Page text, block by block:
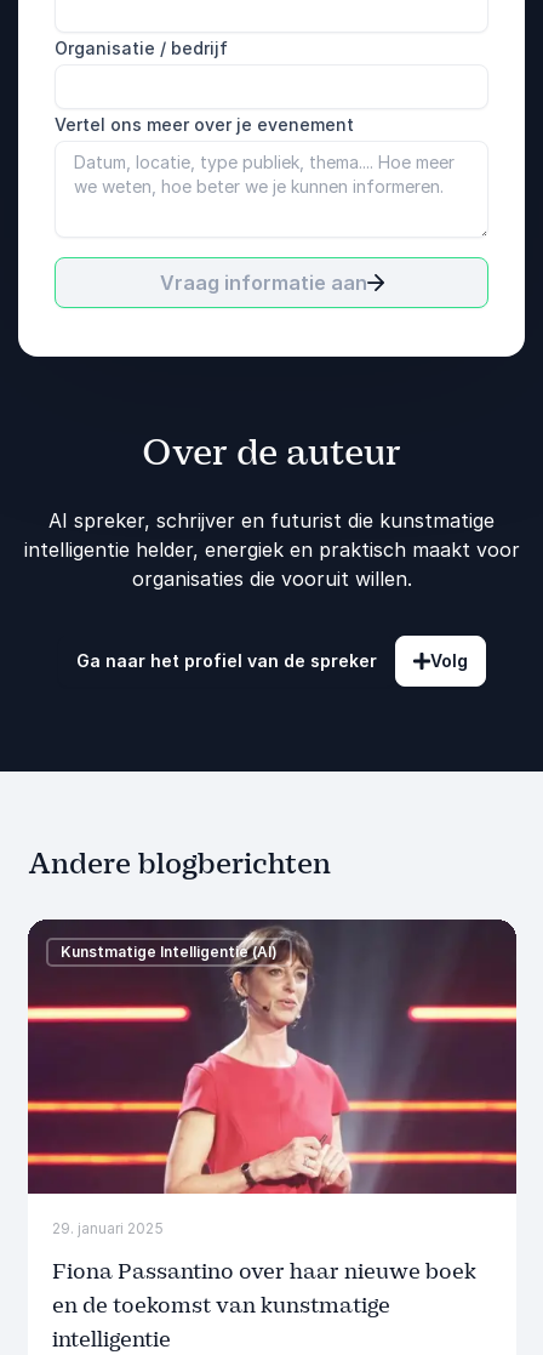
Organisatie / bedrijf
Vertel ons meer over je evenement
Vraag informatie aan
Over de auteur
AI spreker, schrijver en futurist die kunstmatige
intelligentie helder, energiek en praktisch maakt voor
organisaties die vooruit willen.
Ga naar het profiel van de spreker Volg
Andere blogberichten
29. januari 2025
Fiona Passantino over haar nieuwe boek
en de toekomst van kunstmatige
intelligentie
Kunstmatige Intelligentie (AI)